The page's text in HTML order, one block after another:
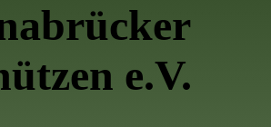
e.V.